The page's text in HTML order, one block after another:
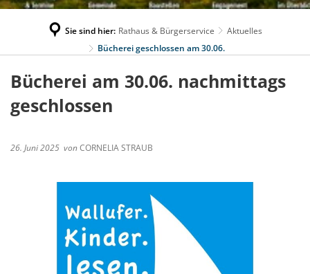
Sie sind hier: Rathaus & Bürgerservice
Aktuelles
Bücherei geschlossen am 30.06.
Bücherei am 30.06. nachmittags
geschlossen
26. Juni 2025 vonCORNELIA STRAUB